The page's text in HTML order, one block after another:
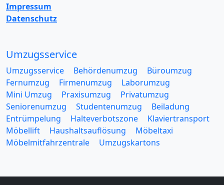
Impressum
Datenschutz
Umzugsservice
Umzugsservice Behördenumzug
Büroumzug
Fernumzug
Firmenumzug
Laborumzug
Mini Umzug
Praxisumzug
Privatumzug
Seniorenumzug
Studentenumzug
Beiladung
Entrümpelung
Halteverbotszone
Klaviertransport
Möbellift
Haushaltsauflösung
Möbeltaxi
Möbelmitfahrzentrale
Umzugskartons